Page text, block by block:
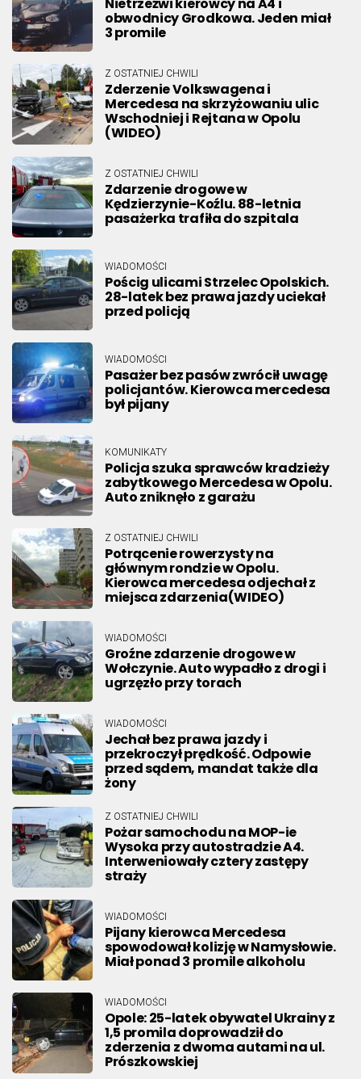
obwodnicy Grodkowa. Jeden miał
3 promile
Z OSTATNIEJ CHWILI
Zderzenie Volkswagena i
Mercedesa na skrzyżowaniu ulic
Wschodniej i Rejtana w Opolu
(WIDEO)
Z OSTATNIEJ CHWILI
Zdarzenie drogowe w
Kędzierzynie-Koźlu. 88-letnia
pasażerka trafiła do szpitala
WIADOMOŚCI
Pościg ulicami Strzelec Opolskich.
28-latek bez prawa jazdy uciekał
przed policją
WIADOMOŚCI
Pasażer bez pasów zwrócił uwagę
policjantów. Kierowca mercedesa
był pijany
KOMUNIKATY
Policja szuka sprawców kradzieży
zabytkowego Mercedesa w Opolu.
Auto zniknęło z garażu
Z OSTATNIEJ CHWILI
Potrącenie rowerzysty na
głównym rondzie w Opolu.
Kierowca mercedesa odjechał z
miejsca zdarzenia(WIDEO)
WIADOMOŚCI
Groźne zdarzenie drogowe w
Wołczynie. Auto wypadło z drogi i
ugrzęzło przy torach
WIADOMOŚCI
Jechał bez prawa jazdy i
przekroczył prędkość. Odpowie
przed sądem, mandat także dla
żony
Z OSTATNIEJ CHWILI
Pożar samochodu na MOP-ie
Wysoka przy autostradzie A4.
Interweniowały cztery zastępy
straży
WIADOMOŚCI
Pijany kierowca Mercedesa
spowodował kolizję w Namysłowie.
Miał ponad 3 promile alkoholu
WIADOMOŚCI
Opole: 25-latek obywatel Ukrainy z
1,5 promila doprowadził do
zderzenia z dwoma autami na ul.
Prószkowskiej